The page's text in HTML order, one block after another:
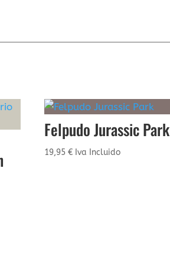
Felpudo Jurassic Park
19,95€ Iva Incluido